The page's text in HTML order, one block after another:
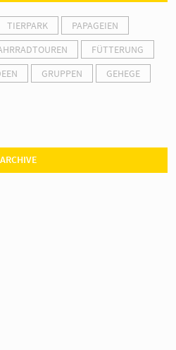
TIERPARK
PAPAGEIEN
FÜTTERUNG
GRUPPEN
GEHEGE
ARCHIVE